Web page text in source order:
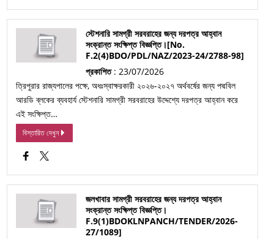
স্টেশনারি সামগ্রী সরবরাহের জন্য দরপত্র আহ্বান
সংক্রান্ত সংক্ষিপ্ত বিজ্ঞপ্তি।[No.
F.2(4)BDO/PDL/NAZ/2023-24/2788-98]
প্রকাশিত: 23/07/2026
ত্রিপুরার রাজ্যপালের পক্ষে, অধঃস্বাক্ষরকারী ২০২৬-২০২৭ অর্থবর্ষের জন্য পদ্মবিল
আরডি ব্লকের ব্যবহার্য স্টেশনারি সামগ্রী সরবরাহের উদ্দেশ্যে দরপত্র আহ্বান করে
এই সংক্ষিপ্ত…
বিস্তারিত দেখুন
জলখাবার সামগ্রী সরবরাহের জন্য দরপত্র আহ্বান
সংক্রান্ত সংক্ষিপ্ত বিজ্ঞপ্তি।
F.9(1)BDOKLNPANCH/TENDER/2026-
27/1089]